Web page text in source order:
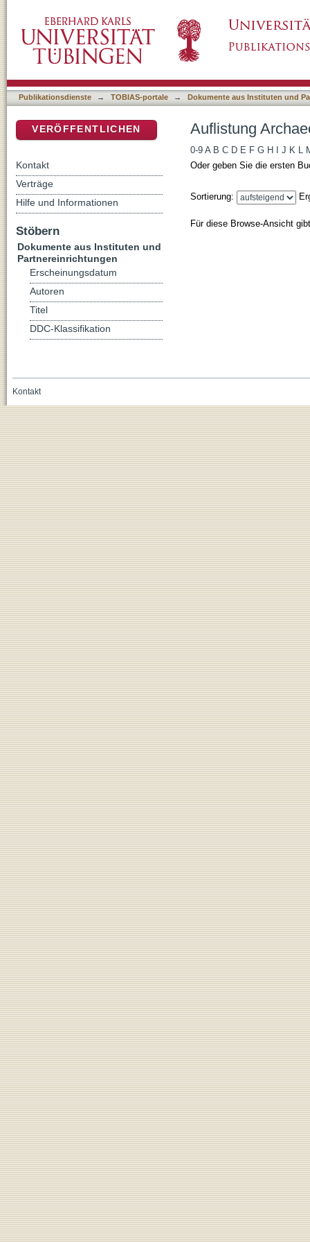
Publikationsdienste → TOBIAS-portale → Dokumente aus Instituten und
Auflistung
0-9 A B C D E F G H J K L
Oder geben Sie die ersten
Sortierung:
Für diese Browse-Ansicht
VERÖFFENTLICHEN
Kontakt
Verträge
Hilfe und Informationen
Stöbern
Dokumente aus Instituten und
Partnereinrichtungen
Erscheinungsdatum
Autoren
Titel
DDC-Klassifikation
Kontakt